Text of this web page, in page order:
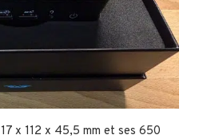
x 112 x 45,5 mm et ses 650